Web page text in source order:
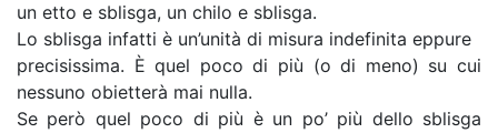
un etto e sblisga, un chilo e sblisga.
Lo sblisga infatti è un’unità di misura indefinita eppure
precisissima. È quel poco di più (o di meno) su cui
nessuno obietterà mai nulla.
Se però quel poco di più è un po’ più dello sblisga